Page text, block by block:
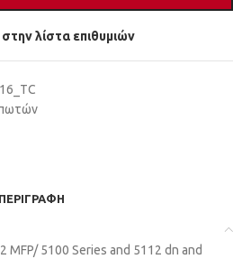
λίστα επιθυμιών
ΠΕΡΙΓΡΑΦΉ
MFP/ 5100 Series and 5112 dn and